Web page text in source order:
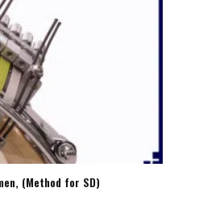
(Method for SD)